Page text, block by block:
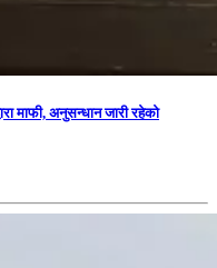
माफी, अनुसन्धान जारी रहेको